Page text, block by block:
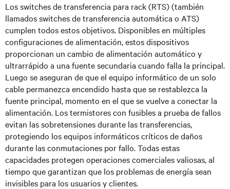
Los switches de transferencia para rack (RTS) (también
llamados switches de transferencia automática o ATS)
cumplen todos estos objetivos. Disponibles en múltiples
configuraciones de alimentación, estos dispositivos
proporcionan un cambio de alimentación automático y
ultrarrápido a una fuente secundaria cuando falla la principal.
Luego se aseguran de que el equipo informático de un solo
cable permanezca encendido hasta que se restablezca la
fuente principal, momento en el que se vuelve a conectar la
alimentación. Los termistores con fusibles a prueba de fallos
evitan las sobretensiones durante las transferencias,
protegiendo los equipos informáticos críticos de daños
durante las conmutaciones por fallo. Todas estas
capacidades protegen operaciones comerciales valiosas, al
tiempo que garantizan que los problemas de energía sean
invisibles para los usuarios y clientes.